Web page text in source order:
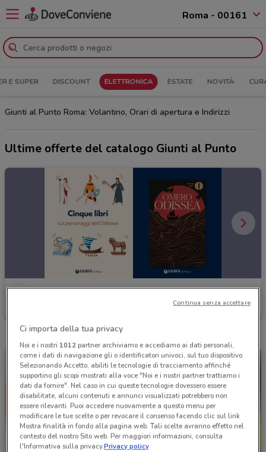
Roma - 00161
E SUPER DISCOUNT ELETTRONICA ESTATE NOVITÀ
Giunti al Punto Roma: Volantino, Orari di apertura e Indirizzi
Ultime offerte del catalogo Giunti al Punto
Giunti al Punto
Ci importa della tua privacy
Noi e i nostri 1012partner archiviamo e accediamo ai dati personali,
come i dati di navigazione gli o identificatori univoci, sul tuo dispositivo.
Selezionando Accetto, abiliti le tecnologie di tracciamento affinché
supportino gli scopi mostrati alla voce "Noi e i nostri partner trattiamo i
dati da fornire". Nel caso in cui queste tecnologie dovessero essere
disabilitate, alcuni contenuti e annunci visualizzati potrebbero non
essere rilevanti. Puoi accedere nuovamente a questo menu per
modificare le tue scelte o per revocare il consenso facendo clic sul link
Mostra finalità in fondo alla pagina web. Tali scelte avranno effetto nel
contesto del nostro Sito web. Per maggiori informazioni, consulta
l'Informativa sulla privacy.Privacy policy
Continua senza accettare